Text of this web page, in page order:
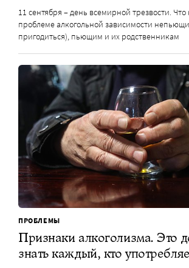
11 сентября – день всемирной трезвости.
проблеме алкогольной зависимости
пригодиться), пьющим и их родственникам
ПРОБЛЕМЫ
Признаки алкоголизма. Это
знать каждый, кто